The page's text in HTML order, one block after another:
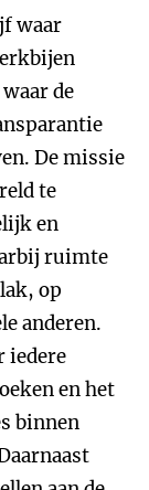
waar
de
De missie
te
en
ruimte
op
anderen.
iedere
en het
binnen